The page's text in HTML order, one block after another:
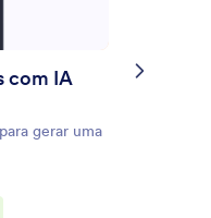
com IA
gerar uma